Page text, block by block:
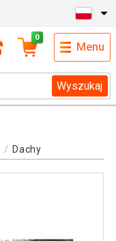
Wyszukaj
0
Menu
Dachy